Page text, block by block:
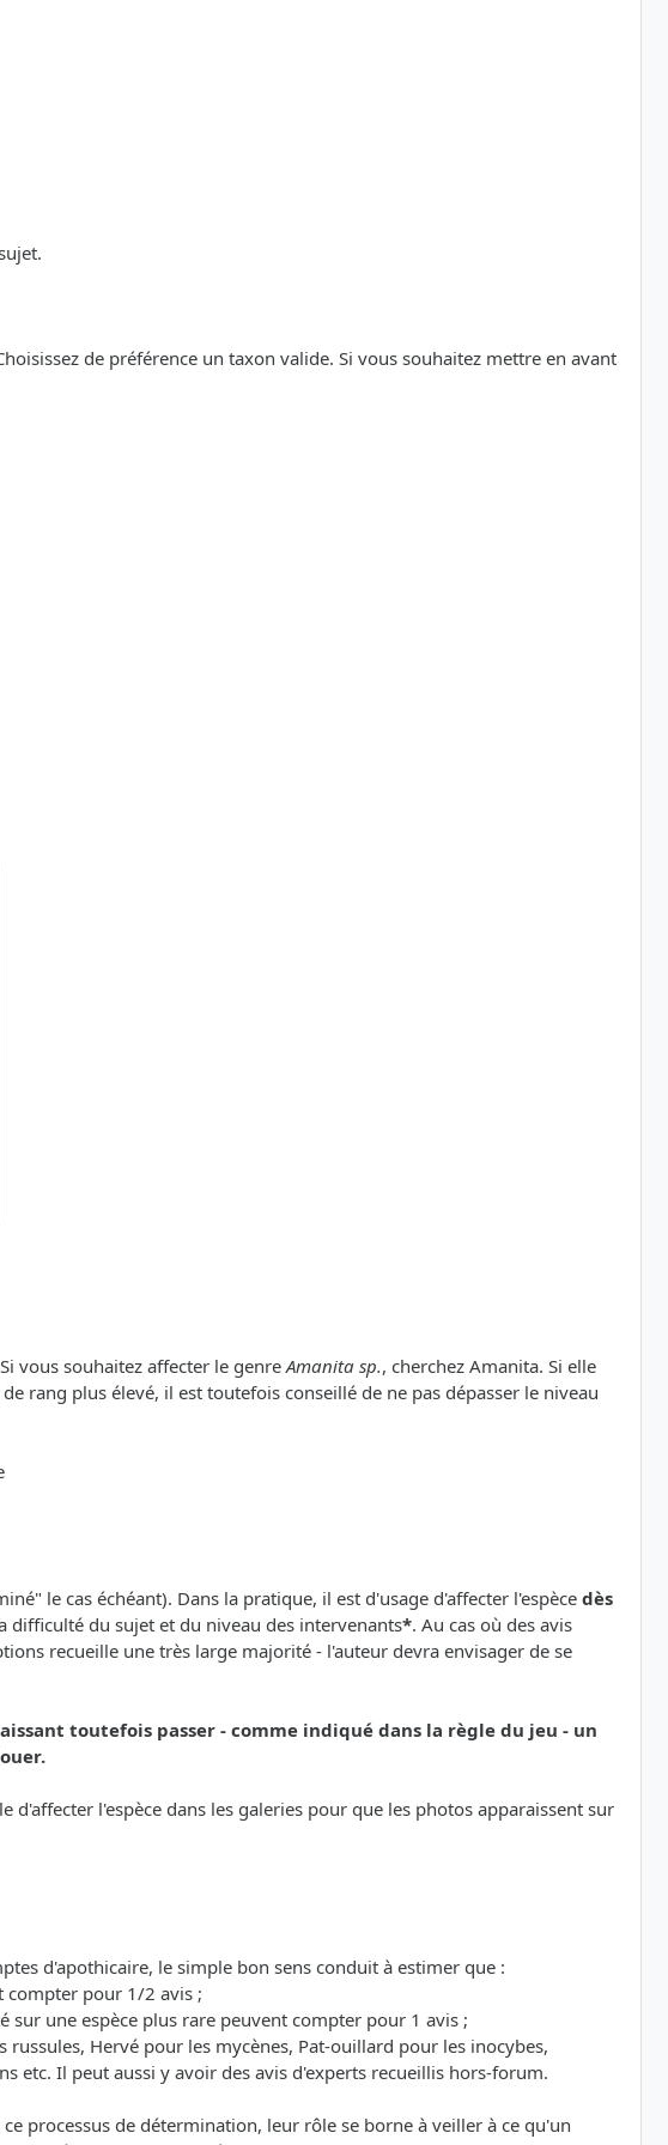
de préférence un taxon valide. Si vous souhaitez mettre en avant
vous souhaitez affecter le genreAmanita sp., cherchez Amanita. Si elle
rang plus élevé, il est toutefois conseillé de ne pas dépasser le niveau
le cas échéant). Dans la pratique, il est d'usage d'affecter l'espèce dès
difficulté du sujet et du niveau des intervenants*. Au cas où des avis
recueille une très large majorité - l'auteur devra envisager de se
toutefois passer - comme indiqué dans la règle du jeu - un
l'espèce dans les galeries pour que les photos apparaissent sur
d'apothicaire, le simple bon sens conduit à estimer que :
compter pour 1/2 avis ;
une espèce plus rare peuvent compter pour 1 avis ;
Hervé pour les mycènes, Pat-ouillard pour les inocybes,
etc. Il peut aussi y avoir des avis d'experts recueillis hors-forum.
processus de détermination, leur rôle se borne à veiller à ce qu'un